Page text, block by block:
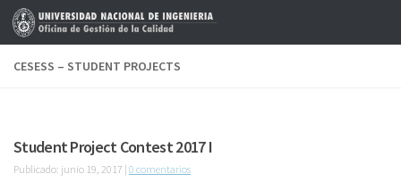
Saltar al contenido
CESESS – STUDENT PROJECTS
Student Project Contest 2017 I
Publicado: junio 19, 2017 | 0 comentarios